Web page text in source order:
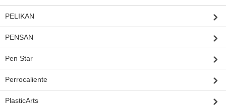
PELIKAN
PENSAN
Pen Star
Perrocaliente
PlasticArts